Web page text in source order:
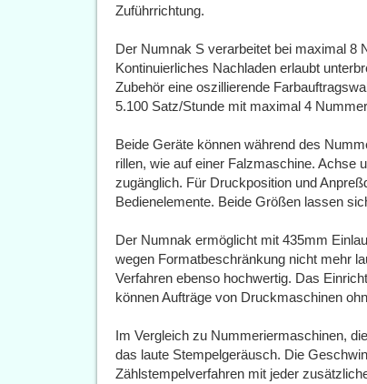
Zuführrichtung.
Der Numnak S verarbeitet bei maximal 8
Kontinuierliches Nachladen erlaubt
Zubehör eine oszillierende
5.100 Satz/Stunde mit maximal 4
Beide Geräte können während des
rillen, wie auf einer Falzmaschine. Achse
zugänglich. Für Druckposition und
Bedienelemente. Beide Größen lassen
Der Numnak ermöglicht mit 435mm
wegen Formatbeschränkung nicht mehr
Verfahren ebenso hochwertig. Das
können Aufträge von Druckmaschinen
Im Vergleich zu Nummeriermaschinen,
das laute Stempelgeräusch. Die
Zählstempelverfahren mit jeder